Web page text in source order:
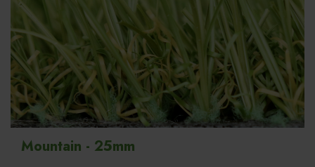
Mountain - 25mm